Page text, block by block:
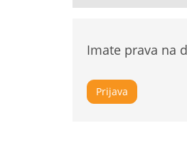
Imate prava na
Prijava